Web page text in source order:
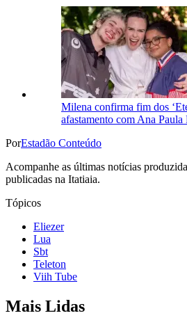
Milena confirma fim dos
afastamento com Ana Paula
PorEstadão Conteúdo
Acompanhe as últimas notícias
publicadas na Itatiaia.
Tópicos
Eliezer
Lua
Sbt
Teleton
Viih Tube
Mais Lidas